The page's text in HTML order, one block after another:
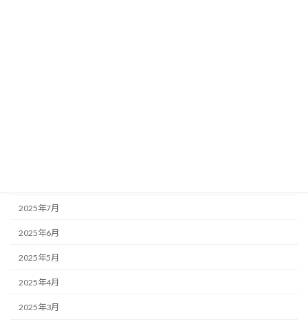
2025年7月
2025年6月
2025年5月
2025年4月
2025年3月